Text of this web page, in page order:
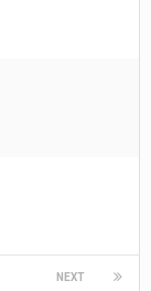
NEXT